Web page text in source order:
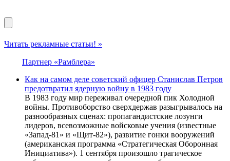
Читать рекламные статьи! »
Партнер «Рамблера»
Как на самом деле советский офицер Станислав Петров
предотвратил ядерную войну в 1983 году
В 1983 году мир переживал очередной пик Холодной
войны. Противоборство сверхдержав разыгрывалось на
разнообразных сценах: пропагандистские лозунги
лидеров, всевозможные войсковые учения (известные
«Запад-81» и «Щит-82»), развитие гонки вооружений
(американская программа «Стратегическая Оборонная
Инициатива»). 1 сентября произошло трагическое